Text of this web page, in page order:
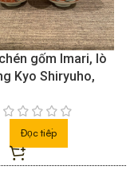
Imari vẽ hoa
Đọc tiếp